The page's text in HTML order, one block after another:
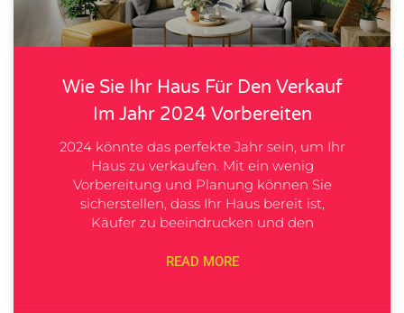
Wie Sie Ihr Haus Für Den Verkauf
Im Jahr 2024 Vorbereiten
2024 könnte das perfekte Jahr sein, um Ihr
Haus zu verkaufen. Mit ein wenig
Vorbereitung und Planung können Sie
sicherstellen, dass Ihr Haus bereit ist,
Käufer zu beeindrucken und den
READ MORE